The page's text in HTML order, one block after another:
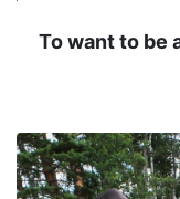
To want to be